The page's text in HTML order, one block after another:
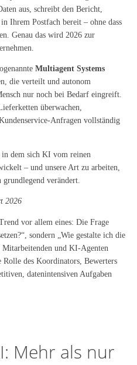
aus, schreibt den Bericht,
Ihrem Postfach bereit – ohne dass
Genau das wird 2026 zur
Multiagent Systems
die verteilt und autonom
nur noch bei Bedarf eingreift.
überwachen,
Anfragen vollständig
in dem sich KI vom reinen
– und unsere Art zu arbeiten,
verändert.
2026
vor allem eines: Die Frage
sondern „Wie gestalte ich die
Mitarbeitenden und KI-Agenten
des Koordinators, Bewerters
datenintensiven Aufgaben
Mehr als nur